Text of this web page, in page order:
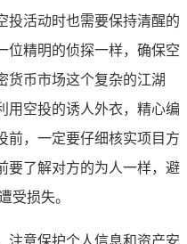
投活动时也需要保持清醒的
位精明的侦探一样，确保空
货币市场这个复杂的江湖
用空投的诱人外衣，精心编
前，一定要仔细核实项目方
要了解对方的为人一样，避
受损失。
注意保护个人信息和资产安